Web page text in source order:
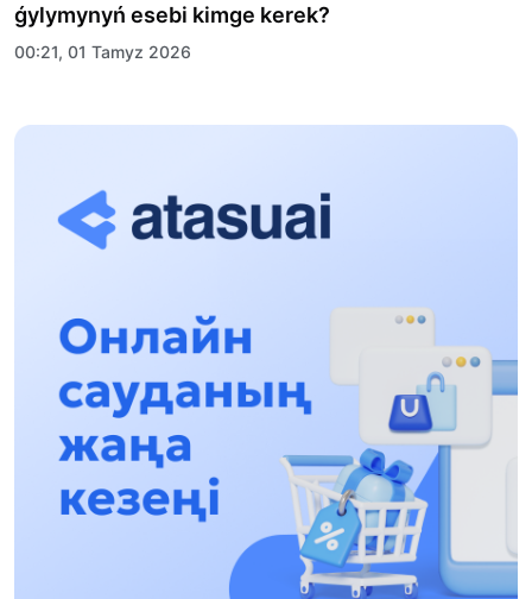
ǵylymynyń esebi kimge kerek?
00:21, 01 Tamyz 2026
«Zań kerýeni» jobasy: Abaı oblysynda quqyqtyq
17:31, 31 Shilde 2026
13:13, 30 Shilde 2026
Asqat Asylbekov: Kúshti bılikke kúshti tulǵalar
kerek!
12:01, 28 Shilde 2026
Abzal Dostıar: Dýman Muhametkárimdi Almaty
túrmesine aýystyrýy múmkin